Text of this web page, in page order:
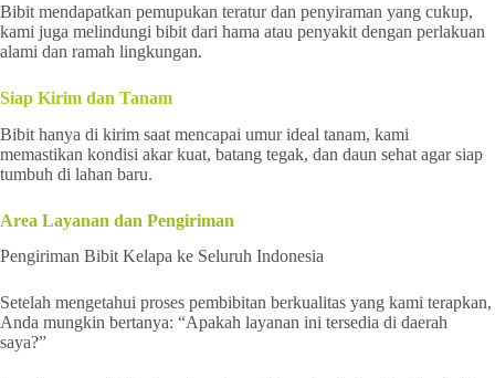
Bibit mendapatkan pemupukan teratur dan penyiraman yang cukup,
kami juga melindungi bibit dari hama atau penyakit dengan perlakuan
alami dan ramah lingkungan.
Siap Kirim dan Tanam
Bibit hanya di kirim saat mencapai umur ideal tanam, kami
memastikan kondisi akar kuat, batang tegak, dan daun sehat agar siap
tumbuh di lahan baru.
Area Layanan dan Pengiriman
Pengiriman Bibit Kelapa ke Seluruh Indonesia
Setelah mengetahui proses pembibitan berkualitas yang kami terapkan,
Anda mungkin bertanya: “Apakah layanan ini tersedia di daerah
saya?”